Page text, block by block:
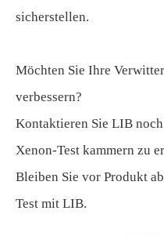
sicherstellen.
Möchten Sie Ihre
verbessern?
Kontaktieren Sie LIB
Xenon-Test kammern zu
Bleiben Sie vor Produkt
Test mit LIB.